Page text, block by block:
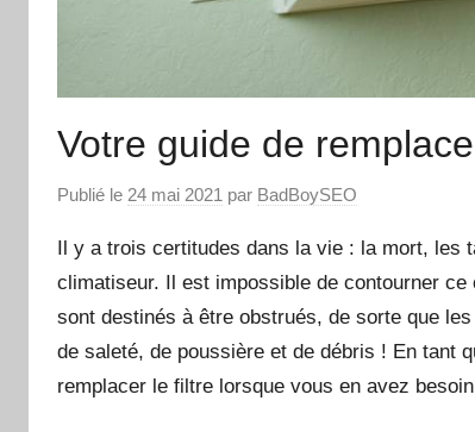
Votre guide de
Publié le 24 mai 2021 par BadBoySEO
Il y a trois certitudes dans la vie : la mort, les
climatiseur. Il est impossible de contourner
sont destinés à être obstrués, de sorte que
de saleté, de poussière et de débris ! En tant
remplacer le filtre lorsque vous en avez